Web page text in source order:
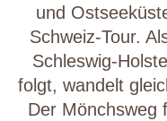
und
Schweiz-Tour.
Schleswig-
folgt, wandelt
Der Mönchsweg